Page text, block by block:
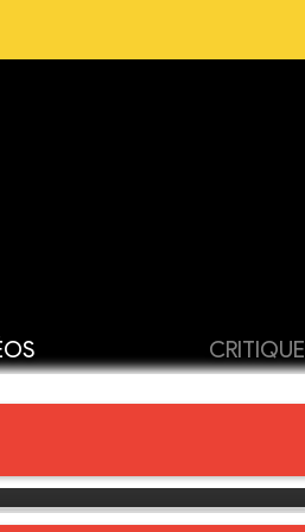
CRITIQUE